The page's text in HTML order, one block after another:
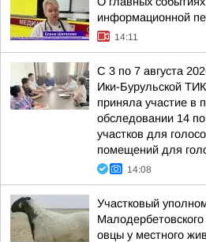
информационной
14:11
С 3 по 7 августа
Ики-Бурульской
приняла участие в
обследовании 14
участков для
помещений для
14:08
Участковый
овцы у местного